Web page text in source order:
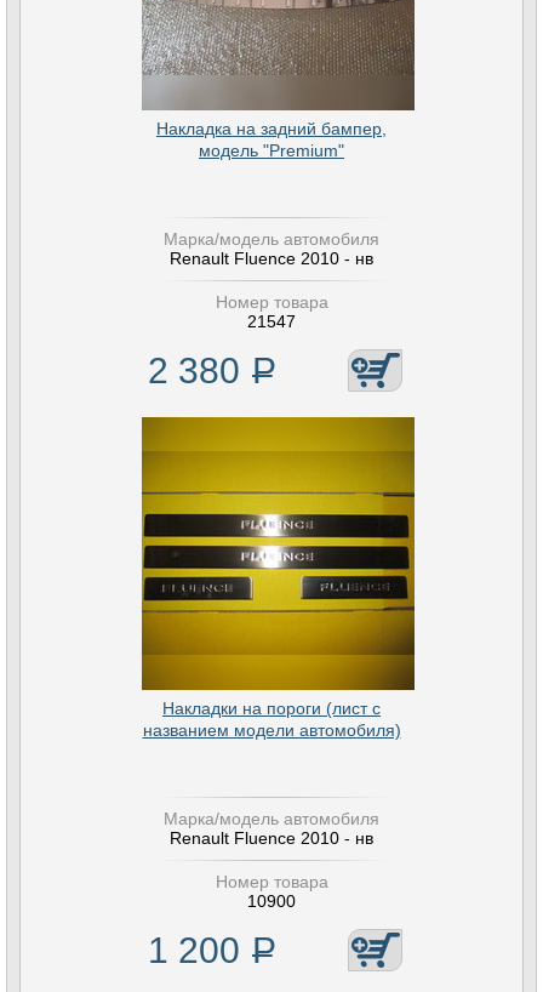
Накладка на задний бампер,
модель "Premium"
Марка/модель автомобиля
Renault Fluence 2010 - нв
Номер товара
21547
2 380 Р
Накладки на пороги (лист с
названием модели автомобиля)
Марка/модель автомобиля
Renault Fluence 2010 - нв
Номер товара
10900
1 200 Р